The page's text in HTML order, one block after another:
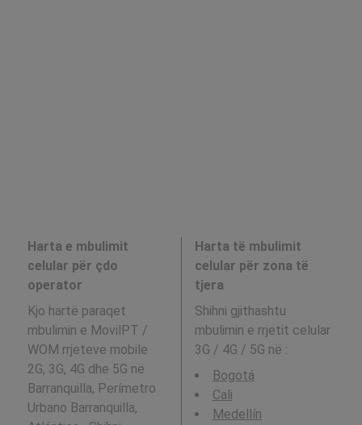
Harta e mbulimit
celular për çdo
operator
Kjo hartë paraqet
mbulimin e MovilPT /
WOM rrjeteve mobile
2G, 3G, 4G dhe 5G në
Barranquilla, Perímetro
Urbano Barranquilla,
Harta të mbulimit
celular për zona të
tjera
Shihni gjithashtu
mbulimin e rrjetit celular
3G / 4G / 5G në :
Bogotá
Cali
Medellín